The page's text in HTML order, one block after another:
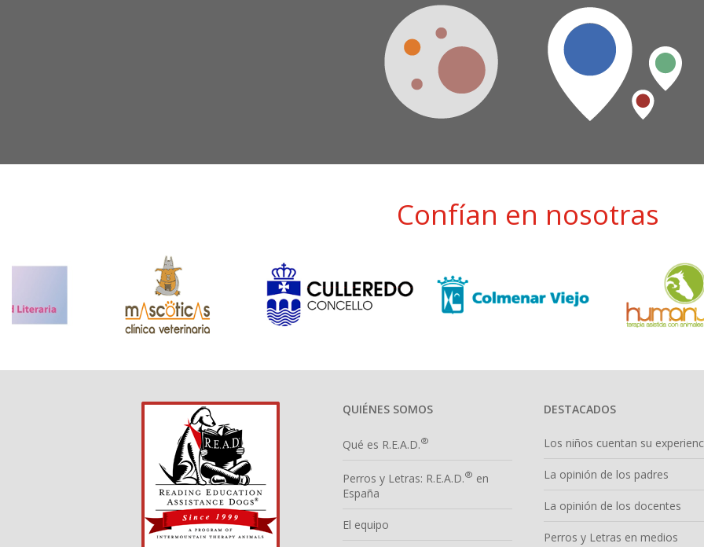
Confían en nosotras
QUIÉNES SOMOS
Qué es R.E.A.D.®
Perros y Letras: R.E.A.D.® en
España
El equipo
DESTACADOS
Los niños cuentan su
La opinión de los padres
La opinión de los docentes
Perros y Letras en medios